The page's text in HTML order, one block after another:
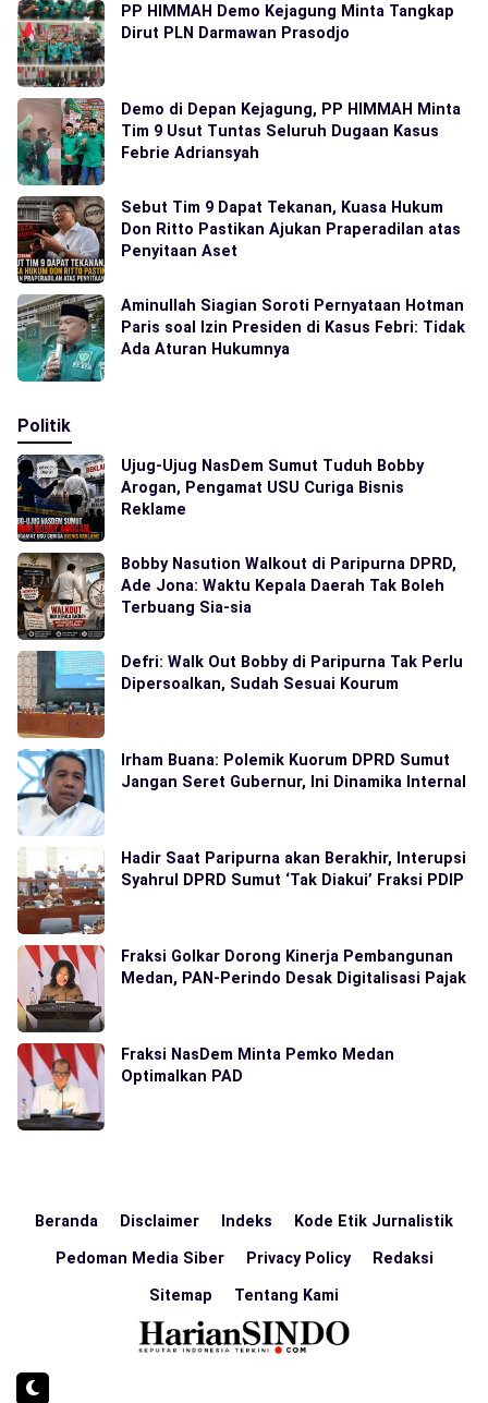
PP HIMMAH Demo Kejagung Minta Tangkap
Dirut PLN Darmawan Prasodjo
Demo di Depan Kejagung, PP HIMMAH Minta
Tim 9 Usut Tuntas Seluruh Dugaan Kasus
Febrie Adriansyah
Sebut Tim 9 Dapat Tekanan, Kuasa Hukum
Don Ritto Pastikan Ajukan Praperadilan atas
Penyitaan Aset
Aminullah Siagian Soroti Pernyataan Hotman
Paris soal Izin Presiden di Kasus Febri: Tidak
Ada Aturan Hukumnya
Politik
Ujug-Ujug NasDem Sumut Tuduh Bobby
Arogan, Pengamat USU Curiga Bisnis
Reklame
Bobby Nasution Walkout di Paripurna DPRD,
Ade Jona: Waktu Kepala Daerah Tak Boleh
Terbuang Sia-sia
Defri: Walk Out Bobby di Paripurna Tak Perlu
Dipersoalkan, Sudah Sesuai Kourum
Irham Buana: Polemik Kuorum DPRD Sumut
Jangan Seret Gubernur, Ini Dinamika Internal
Hadir Saat Paripurna akan Berakhir, Interupsi
Syahrul DPRD Sumut ‘Tak Diakui’ Fraksi PDIP
Fraksi Golkar Dorong Kinerja Pembangunan
Medan, PAN-Perindo Desak Digitalisasi Pajak
Fraksi NasDem Minta Pemko Medan
Optimalkan PAD
Beranda Disclaimer Indeks Kode Etik Jurnalistik
Pedoman Media Siber Privacy Policy Redaksi
Sitemap Tentang Kami